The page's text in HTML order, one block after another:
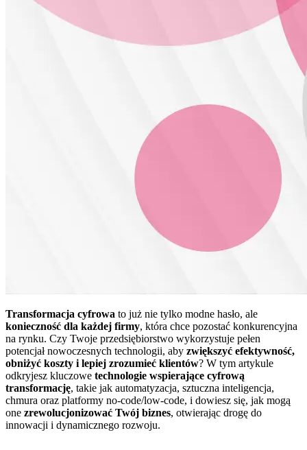
Transformacja cyfrowa to już nie tylko modne hasło, ale
konieczność dla każdej firmy, która chce pozostać konkurencyjna
na rynku. Czy Twoje przedsiębiorstwo wykorzystuje pełen
potencjał nowoczesnych technologii, aby zwiększyć efektywność,
obniżyć koszty i lepiej zrozumieć klientów? W tym artykule
odkryjesz kluczowe technologie wspierające cyfrową
transformację, takie jak automatyzacja, sztuczna inteligencja,
chmura oraz platformy no-code/low-code, i dowiesz się, jak mogą
one zrewolucjonizować Twój biznes, otwierając drogę do
innowacji i dynamicznego rozwoju.